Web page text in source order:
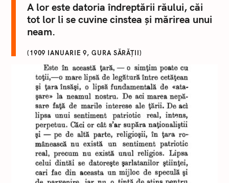
A lor este datoria îndreptării răului, căi
tot lor li se cuvine cinstea și mărirea unui
neam.
(1909 IANUARIE 9, GURA SĂRĂȚII)